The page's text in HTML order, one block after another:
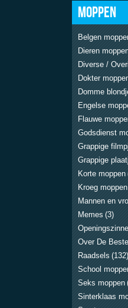
MOPPEN
Belgen
Dieren
Diverse /
Dokter
Domme
Engelse
Flauwe
Godsdienst
Grappige
Grappige
Korte moppen
Kroeg moppen
Mannen en
Memes (3)
Over De
Raadsels (132)
School
Seks moppen
Sinterklaas